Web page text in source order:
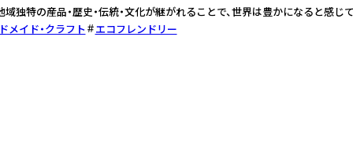
独特の産品・歴史・伝統・文化が継がれることで、世界は豊かになると感じ
メイド・クラフト
エコフレンドリー